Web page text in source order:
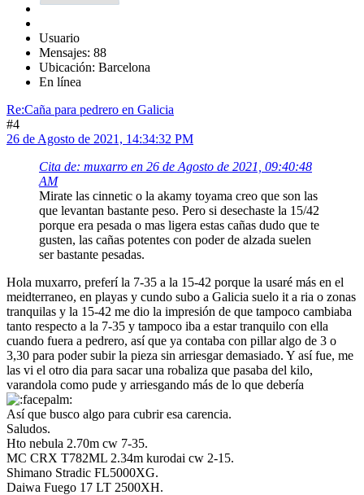
Usuario
Mensajes: 88
Ubicación: Barcelona
En línea
Re:Caña para pedrero en Galicia
#4
26 de Agosto de 2021, 14:34:32 PM
Cita de: muxarro en 26 de Agosto de 2021, 09:40:48
AM
Mirate las cinnetic o la akamy toyama creo que son las
que levantan bastante peso. Pero si desechaste la 15/42
porque era pesada o mas ligera estas cañas dudo que te
gusten, las cañas potentes con poder de alzada suelen
ser bastante pesadas.
Hola muxarro, preferí la 7-35 a la 15-42 porque la usaré más en el
meidterraneo, en playas y cundo subo a Galicia suelo it a ria o zonas
tranquilas y la 15-42 me dio la impresión de que tampoco cambiaba
tanto respecto a la 7-35 y tampoco iba a estar tranquilo con ella
cuando fuera a pedrero, así que ya contaba con pillar algo de 3 o
3,30 para poder subir la pieza sin arriesgar demasiado. Y así fue, me
las vi el otro dia para sacar una robaliza que pasaba del kilo,
varandola como pude y arriesgando más de lo que debería
Así que busco algo para cubrir esa carencia.
Saludos.
Hto nebula 2.70m cw 7-35.
MC CRX T782ML 2.34m kurodai cw 2-15.
Shimano Stradic FL5000XG.
Daiwa Fuego 17 LT 2500XH.